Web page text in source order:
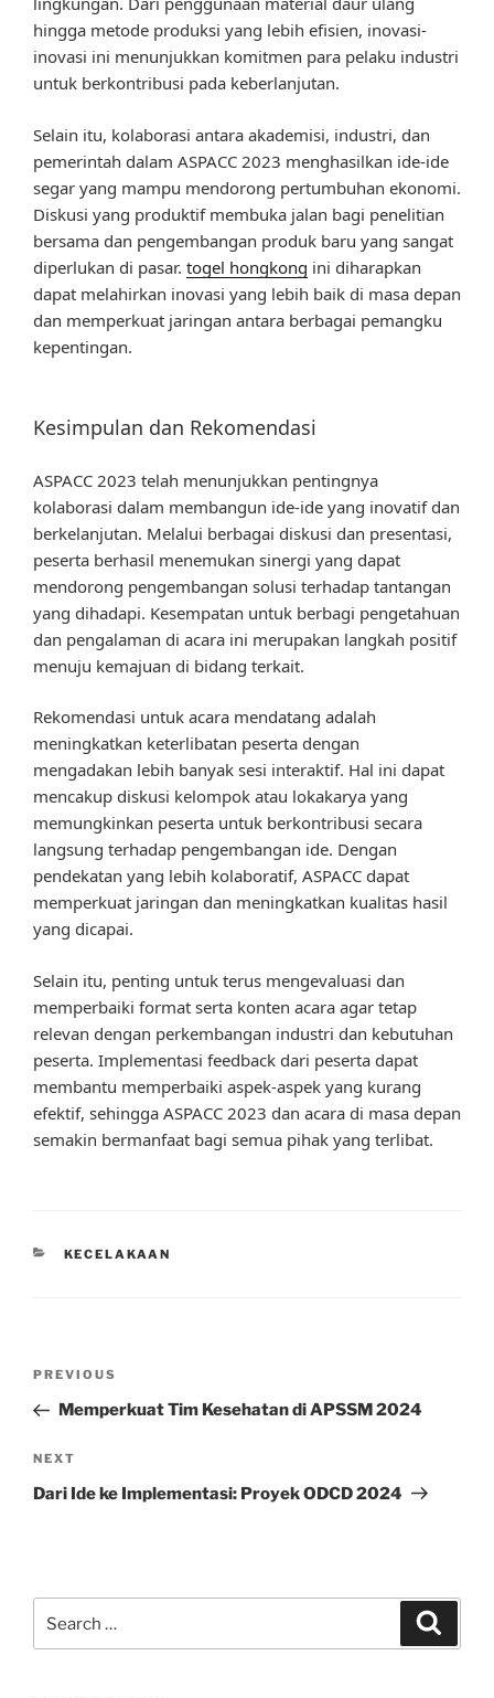
hingga metode produksi yang lebih efisien, inovasi-
inovasi ini menunjukkan komitmen para pelaku industri
untuk berkontribusi pada keberlanjutan.
Selain itu, kolaborasi antara akademisi, industri, dan
pemerintah dalam ASPACC 2023 menghasilkan ide-ide
segar yang mampu mendorong pertumbuhan ekonomi.
Diskusi yang produktif membuka jalan bagi penelitian
bersama dan pengembangan produk baru yang sangat
diperlukan di pasar. togel hongkong ini diharapkan
dapat melahirkan inovasi yang lebih baik di masa depan
dan memperkuat jaringan antara berbagai pemangku
kepentingan.
Kesimpulan dan Rekomendasi
ASPACC 2023 telah menunjukkan pentingnya
kolaborasi dalam membangun ide-ide yang inovatif dan
berkelanjutan. Melalui berbagai diskusi dan presentasi,
peserta berhasil menemukan sinergi yang dapat
mendorong pengembangan solusi terhadap tantangan
yang dihadapi. Kesempatan untuk berbagi pengetahuan
dan pengalaman di acara ini merupakan langkah positif
menuju kemajuan di bidang terkait.
Rekomendasi untuk acara mendatang adalah
meningkatkan keterlibatan peserta dengan
mengadakan lebih banyak sesi interaktif. Hal ini dapat
mencakup diskusi kelompok atau lokakarya yang
memungkinkan peserta untuk berkontribusi secara
langsung terhadap pengembangan ide. Dengan
pendekatan yang lebih kolaboratif, ASPACC dapat
memperkuat jaringan dan meningkatkan kualitas hasil
yang dicapai.
Selain itu, penting untuk terus mengevaluasi dan
memperbaiki format serta konten acara agar tetap
relevan dengan perkembangan industri dan kebutuhan
peserta. Implementasi feedback dari peserta dapat
membantu memperbaiki aspek-aspek yang kurang
efektif, sehingga ASPACC 2023 dan acara di masa depan
semakin bermanfaat bagi semua pihak yang terlibat.
CATEGORIES
KECELAKAAN
Previous
Post
PREVIOUS
Memperkuat Tim Kesehatan di APSSM 2024
Next
Post
NEXT
Dari Ide ke Implementasi: Proyek ODCD 2024
for: